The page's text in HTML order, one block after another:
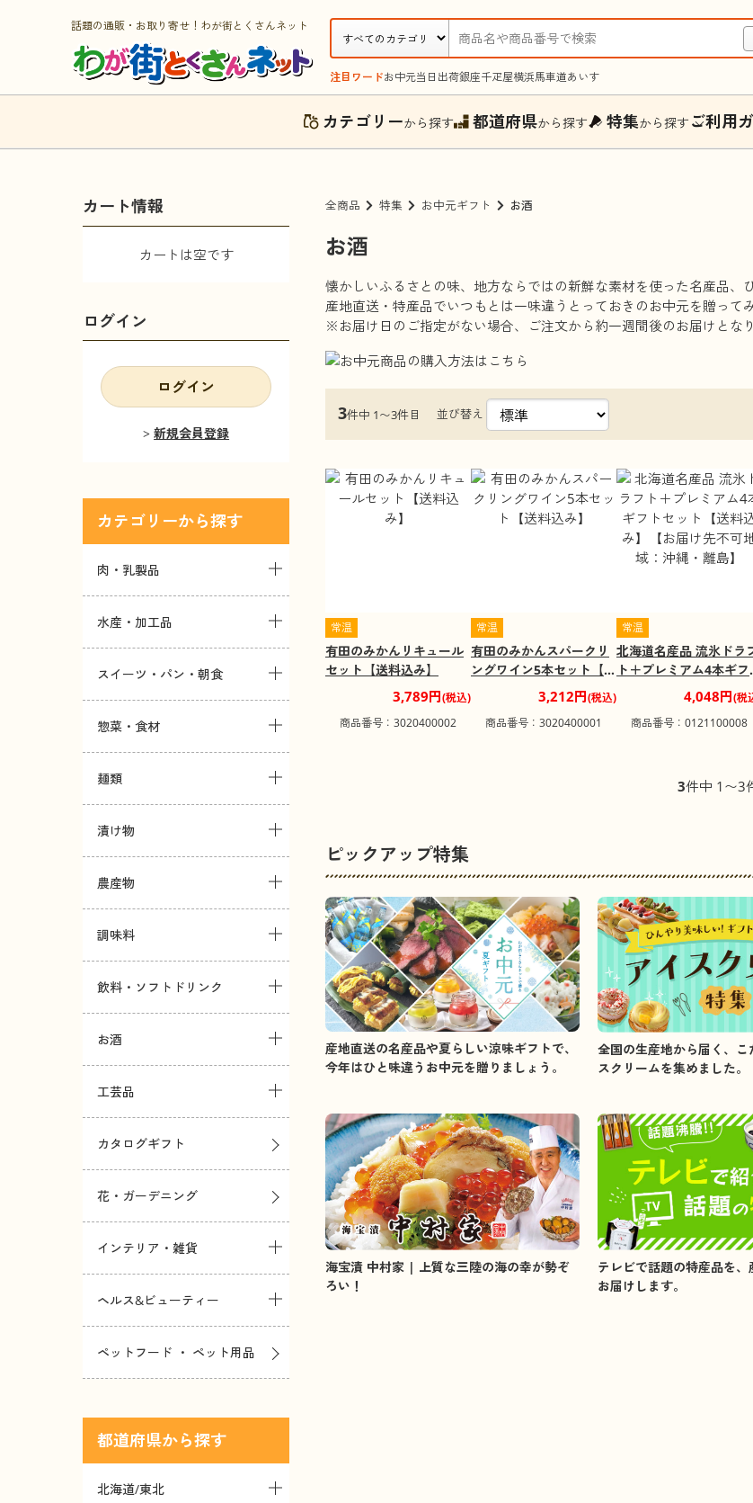
話題の通販・お取り寄せ！わが街とくさんネット
注目ワードお中元当日出荷銀座千疋屋横浜馬車道あいす
カテゴリーから探す 都道府県から探す 特集から探す ご利用
全商品 特集 お中元ギフト お酒
お酒
懐かしいふるさとの味、地方ならではの新鮮な素材を使った名産品
産地直送・特産品でいつもとは一味違うとっておきのお中元を贈って
※お届け日のご指定がない場合、ご注文から約一週間後のお届けとなり
3件中 1〜3件目 並び替え
常温
有田のみかんリキュール
セット【送料込み】
3,789円(税込)
商品番号：3020400002
常温
有田のみかんスパークリ
ングワイン5本セット【送
3,212円(税込)
商品番号：3020400001
常温
北海道名産品 流氷ドラ
ト＋プレミアム4本ギフ
セット【送料込み】【
届け先不可地域：沖縄
離島】
4,048円(税
商品番号：0121100008
3件中 1〜3
ピックアップ特集
産地直送の名産品や夏らしい涼味ギフトで、
今年はひと味違うお中元を贈りましょう。
全国の生産地から届く、こ
スクリームを集めました。
海宝漬 中村家 | 上質な三陸の海の幸が勢ぞ
ろい！
テレビで話題の特産品を、
お届けします。
カート情報
カートは空です
ログイン
ログイン
新規会員登録
カテゴリー
肉・乳製品
水産・加工品
スイーツ・パン・朝食
惣菜・食材
麺類
漬け物
農産物
調味料
飲料・ソフトドリンク
お酒
工芸品
カタログギフト
花・ガーデニング
インテリア・雑貨
ヘルス&ビューティー
ペットフード ・ ペット用品
都道府県
北海道/東北